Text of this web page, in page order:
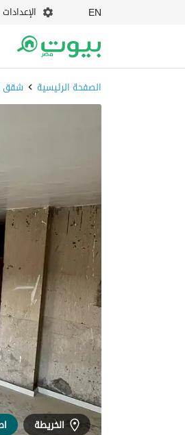
EN الإعدادات
الصفحة الرئيسية شقق
الخريطة